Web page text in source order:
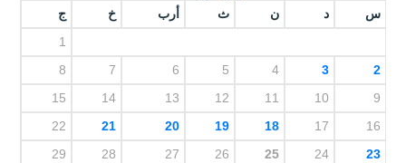
س د ن ث أرب خ ج
1
2
3
4
5
6
7
8
9
10
11
12
13
14
15
16
17
18
19
20
21
22
23
24
25
26
27
28
29